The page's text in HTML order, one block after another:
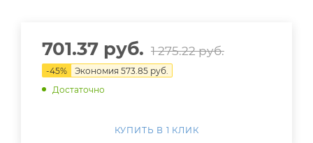
701.37 руб. 1 275.22руб.
-45% Экономия 573.85 руб.
Достаточно
КУПИТЬ В 1 КЛИК